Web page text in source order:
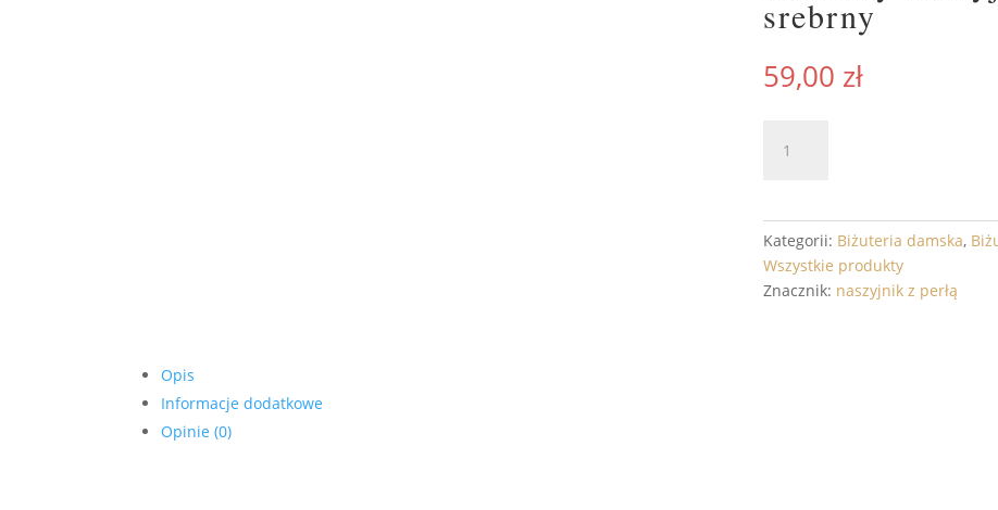
srebrny
59,00 zł
Subtelny
perełką
LUNA
srebrny
Kategorii: Biżuteria damska,
Wszystkie produkty
Znacznik: naszyjnik z perłą
Opis
Informacje dodatkowe
Opinie (0)